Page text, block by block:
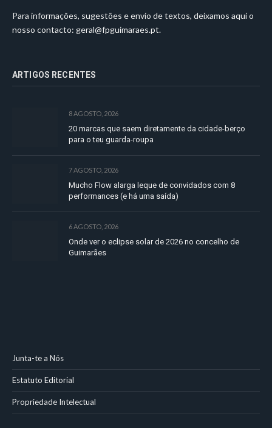
Para informações, sugestões e envio de textos, deixamos aqui o
nosso contacto: geral@fpguimaraes.pt.
ARTIGOS RECENTES
8 AGOSTO, 2026
20 marcas que saem diretamente da cidade-berço
para o teu guarda-roupa
7 AGOSTO, 2026
Mucho Flow alarga leque de convidados com 8
performances (e há uma saída)
6 AGOSTO, 2026
Onde ver o eclipse solar de 2026 no concelho de
Guimarães
Junta-te a Nós
Estatuto Editorial
Propriedade Intelectual